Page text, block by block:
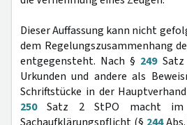
Dieser Auffassung kann nicht
dem Regelungszusammenhang
entgegensteht. Nach § 249Satz
Urkunden und andere als
Schriftstücke in der
250Satz 2 StPO macht im